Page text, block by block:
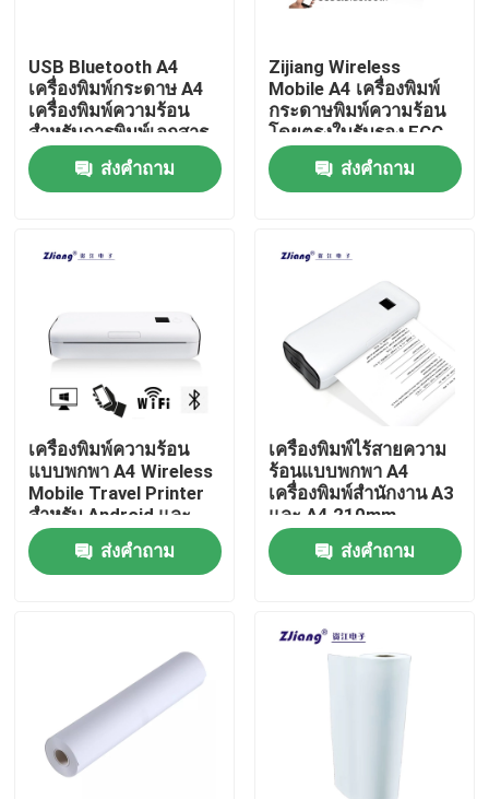
ผลิตภัณฑ์
เครื่องพิมพ์ความร้อน POS
เครื่องพิมพ์ใบเสร็จ 58 มม.
เครื่องพิมพ์ใบเสร็จ 80 มม.
เครื่องพิมพ์ความร้อนขนาดเล็กแบบพกพา 58 มม.
เครื่องพิมพ์ความร้อนขนาดเล็ก Portbale ขนาด 80 มม.
เครื่องพิมพ์ความร้อน Bluetooth 58mm
USB Bluetooth A4
เครื่องพิมพ์กระดาษ A4
เครื่องพิมพ์ความร้อน
สำหรับการพิมพ์เอกสาร
PDF
ส่งคำถาม
Zijiang Wireless
Mobile A4 เครื่องพิมพ์
กระดาษพิมพ์ความร้อน
โดยตรงใบรับรอง FCC
ส่งคำถาม
เครื่องพิมพ์ความร้อน
แบบพกพา A4 Wireless
Mobile Travel Printer
สำหรับ Android และ
IOS Phone
ส่งคำถาม
เครื่องพิมพ์ไร้สายความ
ร้อนแบบพกพา A4
เครื่องพิมพ์สำนักงาน A3
และ A4 210mm
ส่งคำถาม